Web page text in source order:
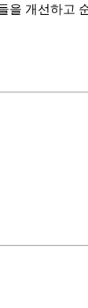
을 개선하고